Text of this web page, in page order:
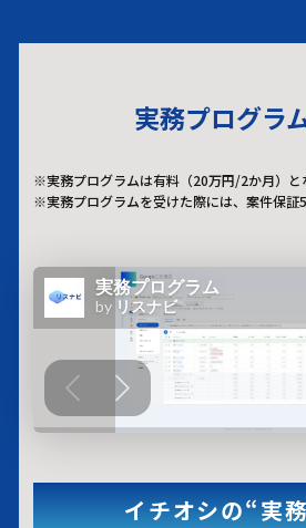
実務プログラ
※実務プログラムは有料（20万円/2か月）と
※実務プログラムを受けた際には、案件保証
イチオシの“実